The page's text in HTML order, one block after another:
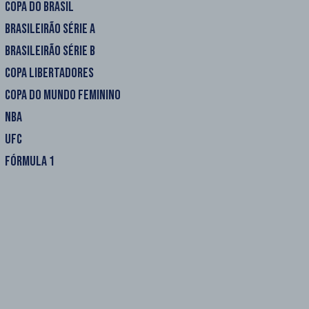
COPA DO BRASIL
BRASILEIRÃO SÉRIE A
BRASILEIRÃO SÉRIE B
COPA LIBERTADORES
COPA DO MUNDO FEMININO
NBA
UFC
FÓRMULA 1